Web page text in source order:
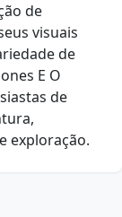
de
visuais
de
E O
de
exploração.